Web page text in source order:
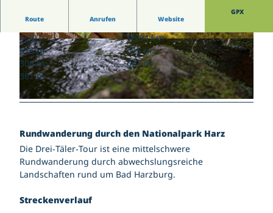
Känguroom
Sportpark Bad Harzburg
Wildgehege am Golfplatz
Kirchen
Kontakt | Anschrift
Parkmöglichkeiten
Pois
Tourist-Information
Gutscheine
Wetterdaten Großer Burgberg 483 m
Salz- und Lichterfest
Yellow Jockey Festival
147. Harzburger Galopprennwoche
Webcam
Gutscheine
Karriere
© Tourismusmarketing Bad Harzburg
© Tourismusmarketing Bad Harzburg © Tourismusmarketing Bad Harzburg
Route Anrufen Website
GPX
4:30 h
16,94 km
615 m
615 m
306 m
667 m
361 m
Rundwanderung durch den Nationalpark Harz
Die Drei‑Täler‑Tour ist eine mittelschwere
Rundwanderung durch abwechslungsreiche
Landschaften rund um Bad Harzburg.
Streckenverlauf